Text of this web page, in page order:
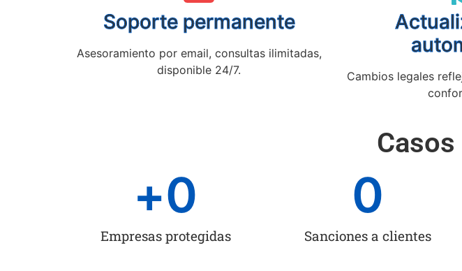
Soporte permanente
Asesoramiento por email, consultas ilimitadas,
disponible 24/7.
Cambios legales
Empresas protegidas
+0
Sanciones a clientes
0